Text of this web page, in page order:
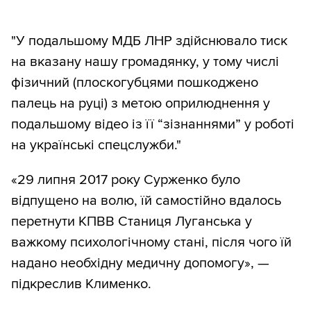
"У подальшому МДБ ЛНР здійснювало тиск
на вказану нашу громадянку, у тому числі
фізичний (плоскогубцями пошкоджено
палець на руці) з метою оприлюднення у
подальшому відео із її “зізнаннями” у роботі
на українські спецслужби."
«29 липня 2017 року Сурженко було
відпущено на волю, їй самостійно вдалось
перетнути КПВВ Станиця Луганська у
важкому психологічному стані, після чого їй
надано необхідну медичну допомогу», —
підкреслив Клименко.